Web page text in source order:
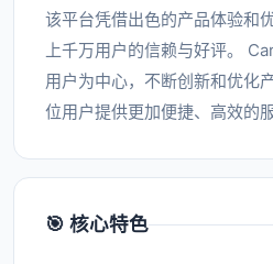
该平台凭借出色的产品体验和
上千万用户的信赖与好评。
用户为中心，不断创新和优化
位用户提供更加便捷、高效的服
🎯 核心特色